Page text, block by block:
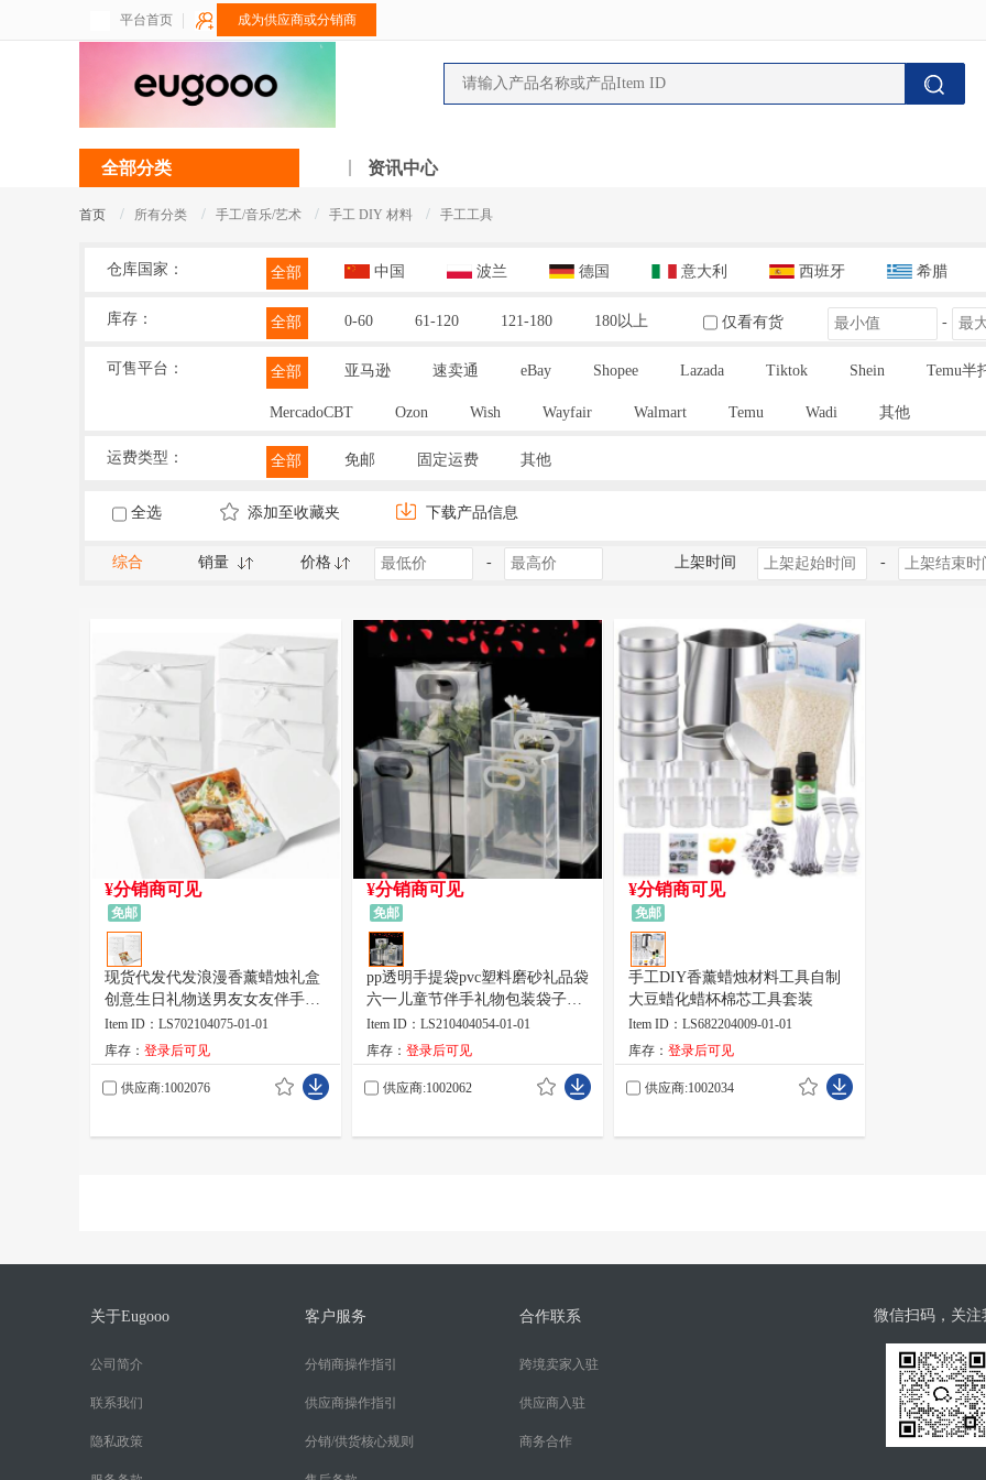
平台首页 成为供应商或分销商
全部分类 资讯中心
首页 / 所有分类 / 手工/音乐/艺术 / 手工 DIY 材料 / 手工工具
仓库国家： 全部 中国 波兰 德国 意大利 西班牙 希腊
库存： 全部 0-60 61-120 121-180 180以上 仅看有货 -
可售平台： 全部 亚马逊 速卖通 eBay Shopee Lazada Tiktok Shein Temu半
MercadoCBT Ozon Wish Wayfair Walmart Temu Wadi 其他
运费类型： 全部 免邮 固定运费 其他
全选 添加至收藏夹 下载产品信息
综合 销量 价格 - 上架时间 -
¥分销商可见
免邮
现货代发代发浪漫香薰蜡烛礼盒
创意生日礼物送男友女友伴手礼
礼盒
Item ID：LS702104075-01-01
库存： 登录后可见
供应商:1002076
¥分销商可见
免邮
pp透明手提袋pvc塑料磨砂礼品袋
六一儿童节伴手礼物包装袋子定
制
Item ID：LS210404054-01-01
库存： 登录后可见
供应商:1002062
¥分销商可见
免邮
手工DIY香薰蜡烛材料工具自制
大豆蜡化蜡杯棉芯工具套装
Item ID：LS682204009-01-01
库存： 登录后可见
供应商:1002034
关于Eugooo
公司简介
联系我们
隐私政策
客户服务
分销商操作指引
供应商操作指引
分销/供货核心规则
合作联系
跨境卖家入驻
供应商入驻
商务合作
微信扫码，关注